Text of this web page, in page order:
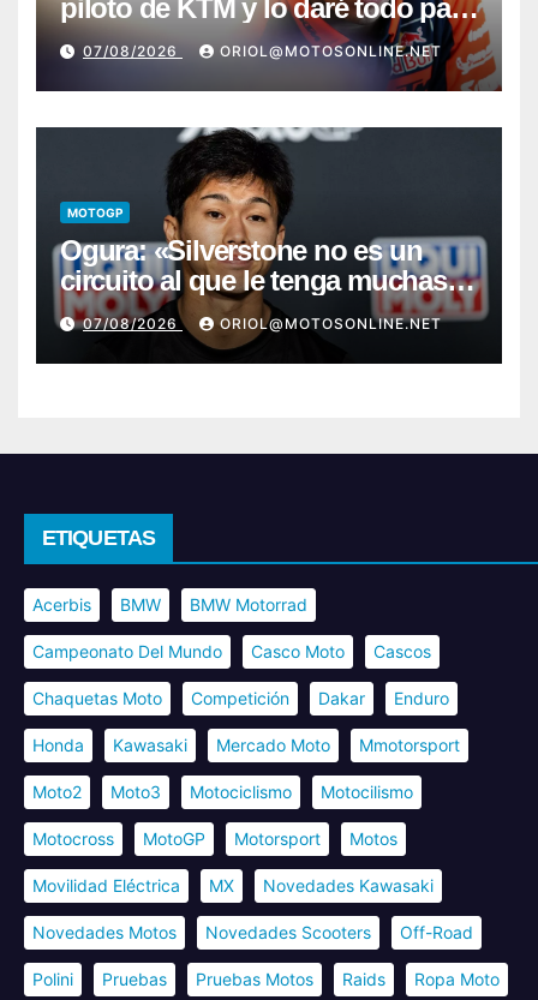
piloto de KTM y lo daré todo para
conseguir mi primera victoria»
07/08/2026 ORIOL@MOTOSONLINE.NET
MOTOGP
Ogura: «Silverstone no es un
circuito al que le tenga muchas
ganas»
07/08/2026 ORIOL@MOTOSONLINE.NET
ETIQUETAS
Acerbis BMW BMW Motorrad
Campeonato Del Mundo Casco Moto Cascos
Chaquetas Moto Competición Dakar Enduro
Honda Kawasaki Mercado Moto Mmotorsport
Moto2 Moto3 Motociclismo Motocilismo
Motocross MotoGP Motorsport Motos
Movilidad Eléctrica MX Novedades Kawasaki
Novedades Motos Novedades Scooters Off-Road
Polini Pruebas Pruebas Motos Raids Ropa Moto